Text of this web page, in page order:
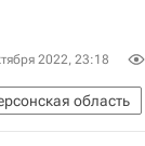
2022, 23:18
область